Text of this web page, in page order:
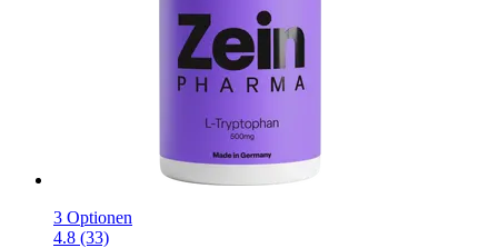
3 Optionen
4.8 (33)